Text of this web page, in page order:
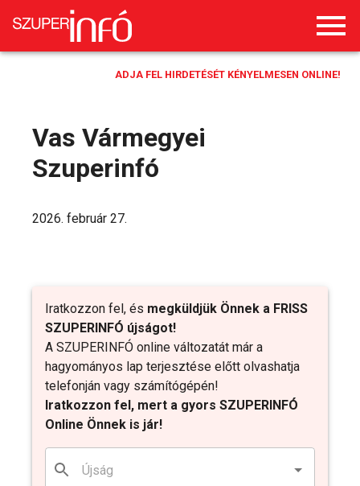
ADJA FEL HIRDETÉSÉT KÉNYELMESEN ONLINE!
Vas Vármegyei
Szuperinfó
Iratkozzon fel, és megküldjük Önnek a FRISS
SZUPERINFÓ újságot!
A SZUPERINFÓ online változatát már a
hagyományos lap terjesztése előtt olvashatja
telefonján vagy számítógépén!
Iratkozzon fel, mert a gyors SZUPERINFÓ
Online Önnek is jár!
2026. február 27.